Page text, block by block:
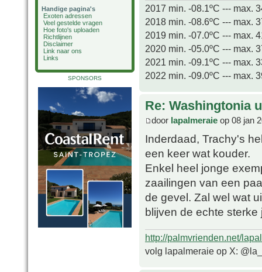
Handige pagina's
Exoten adressen
Veel gestelde vragen
Hoe foto's uploaden
Richtlijnen
Disclaimer
Link naar ons
Links
SPONSORS
2017 min. -08.1ºC --- max.
2018 min. -08.6ºC --- max.
2019 min. -07.0ºC --- max.
2020 min. -05.0ºC --- max.
2021 min. -09.1ºC --- max.
2022 min. -09.0ºC --- max.
Re: Washingtonia
door lapalmeraie op 08 jan
Inderdaad, Trachy's
een keer wat kouder.
Enkel heel jonge
zaailingen van een
de gevel. Zal wel wat
blijven de echte
http://palmvrienden.net/
volg lapalmeraie op X: